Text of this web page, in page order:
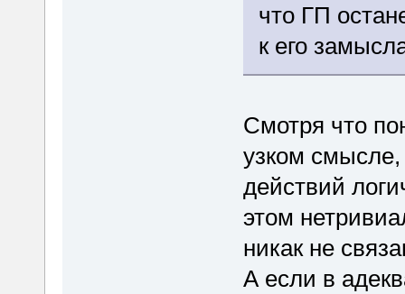
что ГП
к его
Смотря что
узком смысле,
действий
этом
никак не
А если в